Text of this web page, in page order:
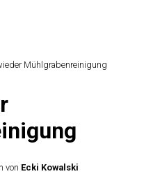
Mühlgrabenreinigung
von Ecki Kowalski